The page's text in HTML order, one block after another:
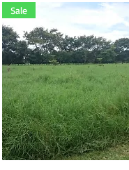
Sale